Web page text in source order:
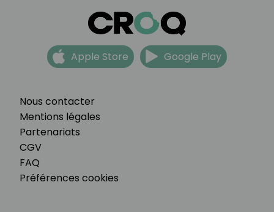
Nous contacter
Mentions légales
Partenariats
CGV
FAQ
Préférences cookies
Apple Store Google Play